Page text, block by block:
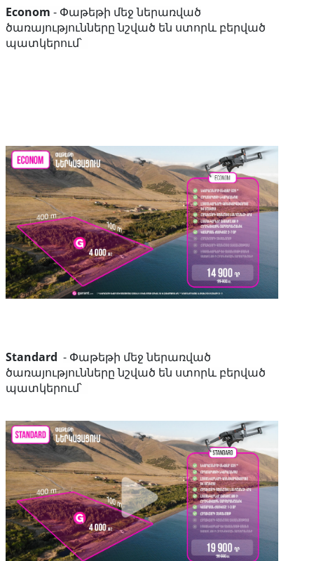
Econom - Փաթեթի մեջ ներառված
ծառայությունները նշված են ստորև բերված
պատկերում՝
Standard - Փաթեթի մեջ ներառված
ծառայությունները նշված են ստորև բերված
պատկերում՝